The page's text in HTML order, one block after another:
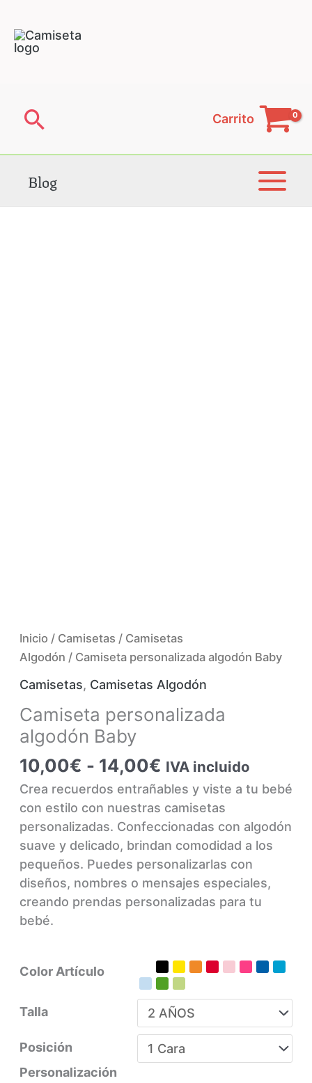
contenido
Buscar Carrito
Blog
Inicio / Camisetas / Camisetas
Algodón / Camiseta personalizada algodón Baby
Camisetas, Camisetas Algodón
Camiseta personalizada
algodón Baby
10,00€ - 14,00€ Rango
de
precios:
desde
10,00€
hasta
14,00€
IVA incluido
Crea recuerdos entrañables y viste a tu bebé
con estilo con nuestras camisetas
personalizadas. Confeccionadas con algodón
suave y delicado, brindan comodidad a los
pequeños. Puedes personalizarlas con
diseños, nombres o mensajes especiales,
creando prendas personalizadas para tu
bebé.
Color Artículo
Talla
Posición
Personalización